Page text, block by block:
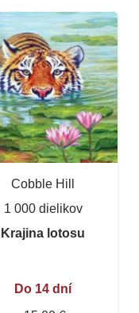
Cobble Hill
1 000 dielikov
Krajina lotosu
Do 14 dní